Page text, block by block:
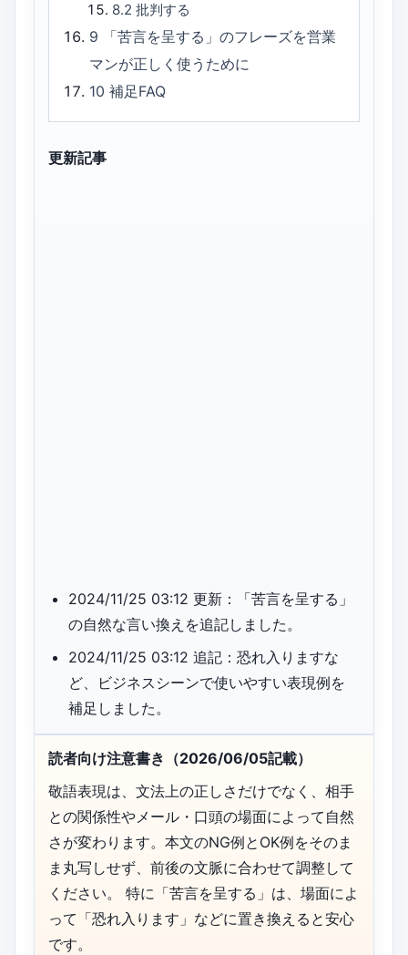
8.2 批判する
9
「苦言を呈する」のフレーズを営業
マンが正しく使うために
10補足FAQ
更新記事
2024/11/25 03:12 更新：「苦言を呈する」
の自然な言い換えを追記しました。
2024/11/25 03:12 追記：恐れ入りますな
ど、ビジネスシーンで使いやすい表現例を
補足しました。
読者向け注意書き（2026/06/05記載）
敬語表現は、文法上の正しさだけでなく、相手
との関係性やメール・口頭の場面によって自然
さが変わります。本文のNG例とOK例をそのま
ま丸写しせず、前後の文脈に合わせて調整して
ください。 特に「苦言を呈する」は、場面によ
って「恐れ入ります」などに置き換えると安心
です。